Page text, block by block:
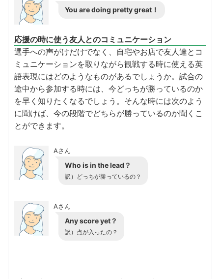
You are doing pretty great！
応援の時に使う友人とのコミュニケーション
選手への声がけだけでなく、自宅やお店で友人達とコ
ミュニケーションを取りながら観戦する時に使える英
語表現にはどのようなものがあるでしょうか。試合の
途中から参加する時には、今どっちが勝っているのか
を早く知りたくなるでしょう。そんな時には次のよう
に聞けば、今の段階でどちらが勝っているのか聞くこ
とができます。
Aさん
Who is in the lead？
訳）どっちが勝っているの？
Aさん
Any score yet？
訳）点が入ったの？